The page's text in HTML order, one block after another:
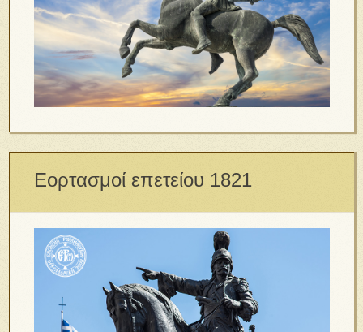
Εορτασμοί επετείου 1821